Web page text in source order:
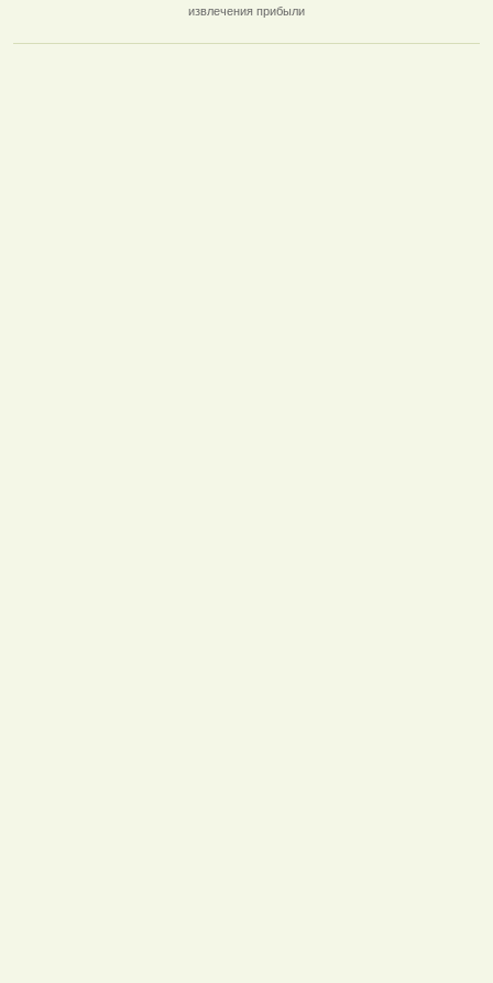
извлечения прибыли